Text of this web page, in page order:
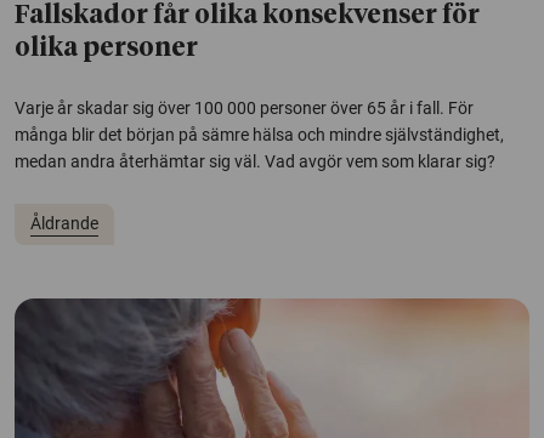
Fallskador får olika konsekvenser för
olika personer
Varje år skadar sig över 100 000 personer över 65 år i fall. För
många blir det början på sämre hälsa och mindre självständighet,
medan andra återhämtar sig väl. Vad avgör vem som klarar sig?
Åldrande